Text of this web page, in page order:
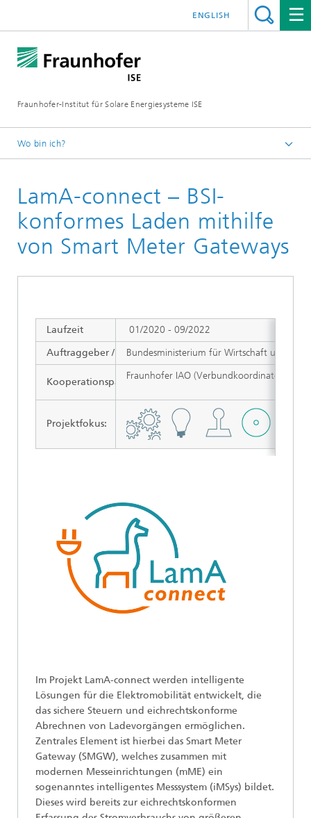
Fraunhofer-Institut für Solare Energiesysteme ISE
ENGLISH
Wo bin ich?
Forschungsprojekte
LamA-connect – BSI-
konformes Laden mithilfe
von Smart Meter Gateways
01/2020 - 09/2022
Bundesministerium für Wirtschaft und
Fraunhofer IAO (Verbundkoordinator),
Laufzeit
Auftraggeber / Zuwendungsgeber:
Kooperationspartner:
Projektfokus:
Im Projekt LamA-connect werden intelligente
Lösungen für die Elektromobilität entwickelt, die
das sichere Steuern und eichrechtskonforme
Abrechnen von Ladevorgängen ermöglichen.
Zentrales Element ist hierbei das Smart Meter
Gateway (SMGW), welches zusammen mit
modernen Messeinrichtungen (mME) ein
sogenanntes intelligentes Messsystem (iMSys) bildet.
Dieses wird bereits zur eichrechtskonformen